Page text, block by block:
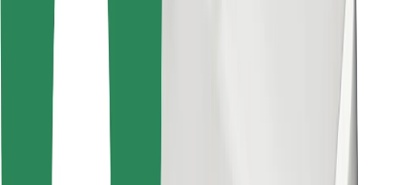
Cookies
Stiahnuť aplikáciu Bolt